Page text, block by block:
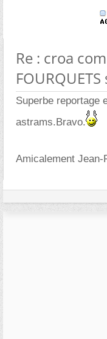
Re : croa
Superbe reportage
astrams.Bravo.
Amicalement Jean-